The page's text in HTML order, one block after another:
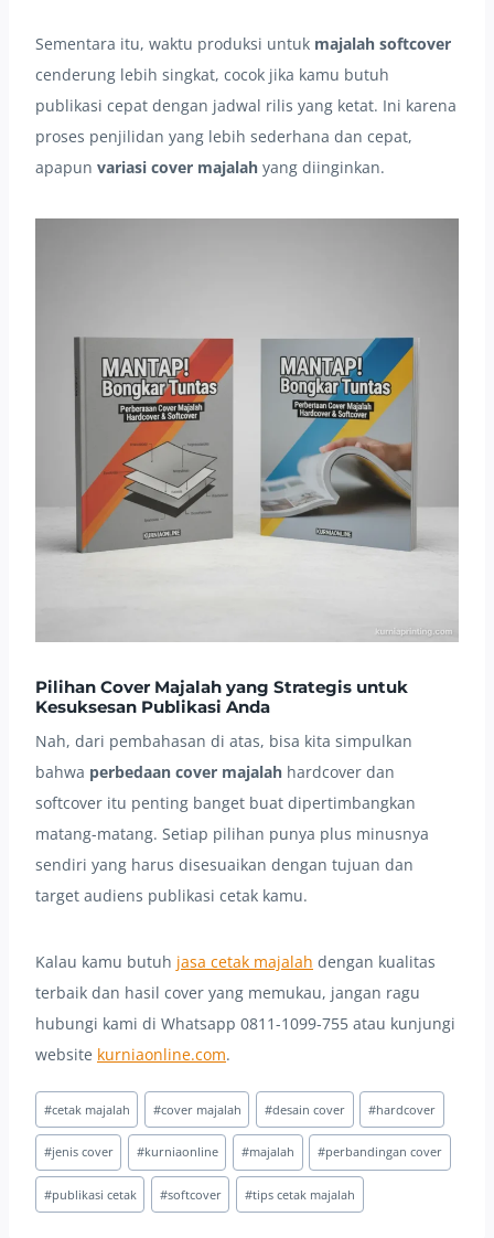
Sementara itu, waktu produksi untuk majalah softcover
cenderung lebih singkat, cocok jika kamu butuh
publikasi cepat dengan jadwal rilis yang ketat. Ini karena
proses penjilidan yang lebih sederhana dan cepat,
apapun variasi cover majalah yang diinginkan.
Pilihan Cover Majalah yang Strategis untuk
Kesuksesan Publikasi Anda
Nah, dari pembahasan di atas, bisa kita simpulkan
bahwa perbedaan cover majalah hardcover dan
softcover itu penting banget buat dipertimbangkan
matang-matang. Setiap pilihan punya plus minusnya
sendiri yang harus disesuaikan dengan tujuan dan
target audiens publikasi cetak kamu.
Kalau kamu butuh jasa cetak majalah dengan kualitas
terbaik dan hasil cover yang memukau, jangan ragu
hubungi kami di Whatsapp 0811-1099-755 atau kunjungi
website kurniaonline.com.
Post
Tags:
#cetak majalah #cover majalah #desain cover #hardcover
#jenis cover #kurniaonline #majalah #perbandingan cover
#publikasi cetak #softcover #tips cetak majalah